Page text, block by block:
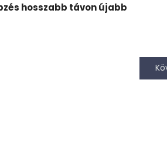
hosszabb távon újabb